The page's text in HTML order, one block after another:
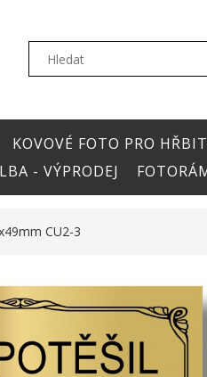
KOVOVÉ FOTO PRO
- VÝPRODEJ
CU2-3